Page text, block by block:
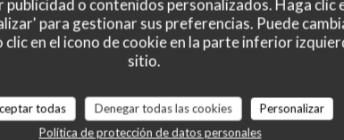
o contenidos personalizados. Haga clic
para gestionar sus preferencias. Puede
en el icono de cookie en la parte inferior
sitio.
todas Denegar todas las cookies
Personalizar
Política de protección de datos personales
clientes